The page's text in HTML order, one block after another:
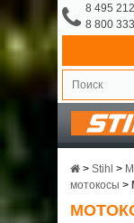
8 495
8 800
STIHL
VIKING
> Stihl >
мотокосы >